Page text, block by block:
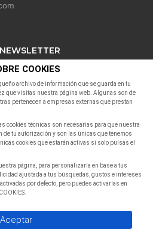
recibir las últimas noticias y ofertas
All Rights Reserved
COOKIES
archivo de información que se guarda en tu
que visitas nuestra página web. Algunas son de
pertenecen a empresas externas que prestan
cookies técnicas son necesarias para que nuestra
de tu autorización y son las únicas que tenemos
cookies que estarán activas si solo pulsas el
página, para personalizarla en base a tus
ajustada a tus búsquedas, gustos e intereses
por defecto, pero puedes activarlas en
Aceptar